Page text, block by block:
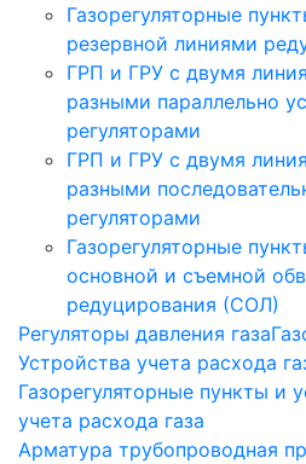
Газорегуляторные
резервной линиями
ГРП и ГРУ с двумя
разными параллельно
регуляторами
ГРП и ГРУ с двумя
разными
регуляторами
Газорегуляторные
основной и съемной
редуцирования (СОЛ)
Регуляторы давления газа
Устройства учета расхода
Газорегуляторные пункты и
учета расхода газа
Арматура трубопроводная